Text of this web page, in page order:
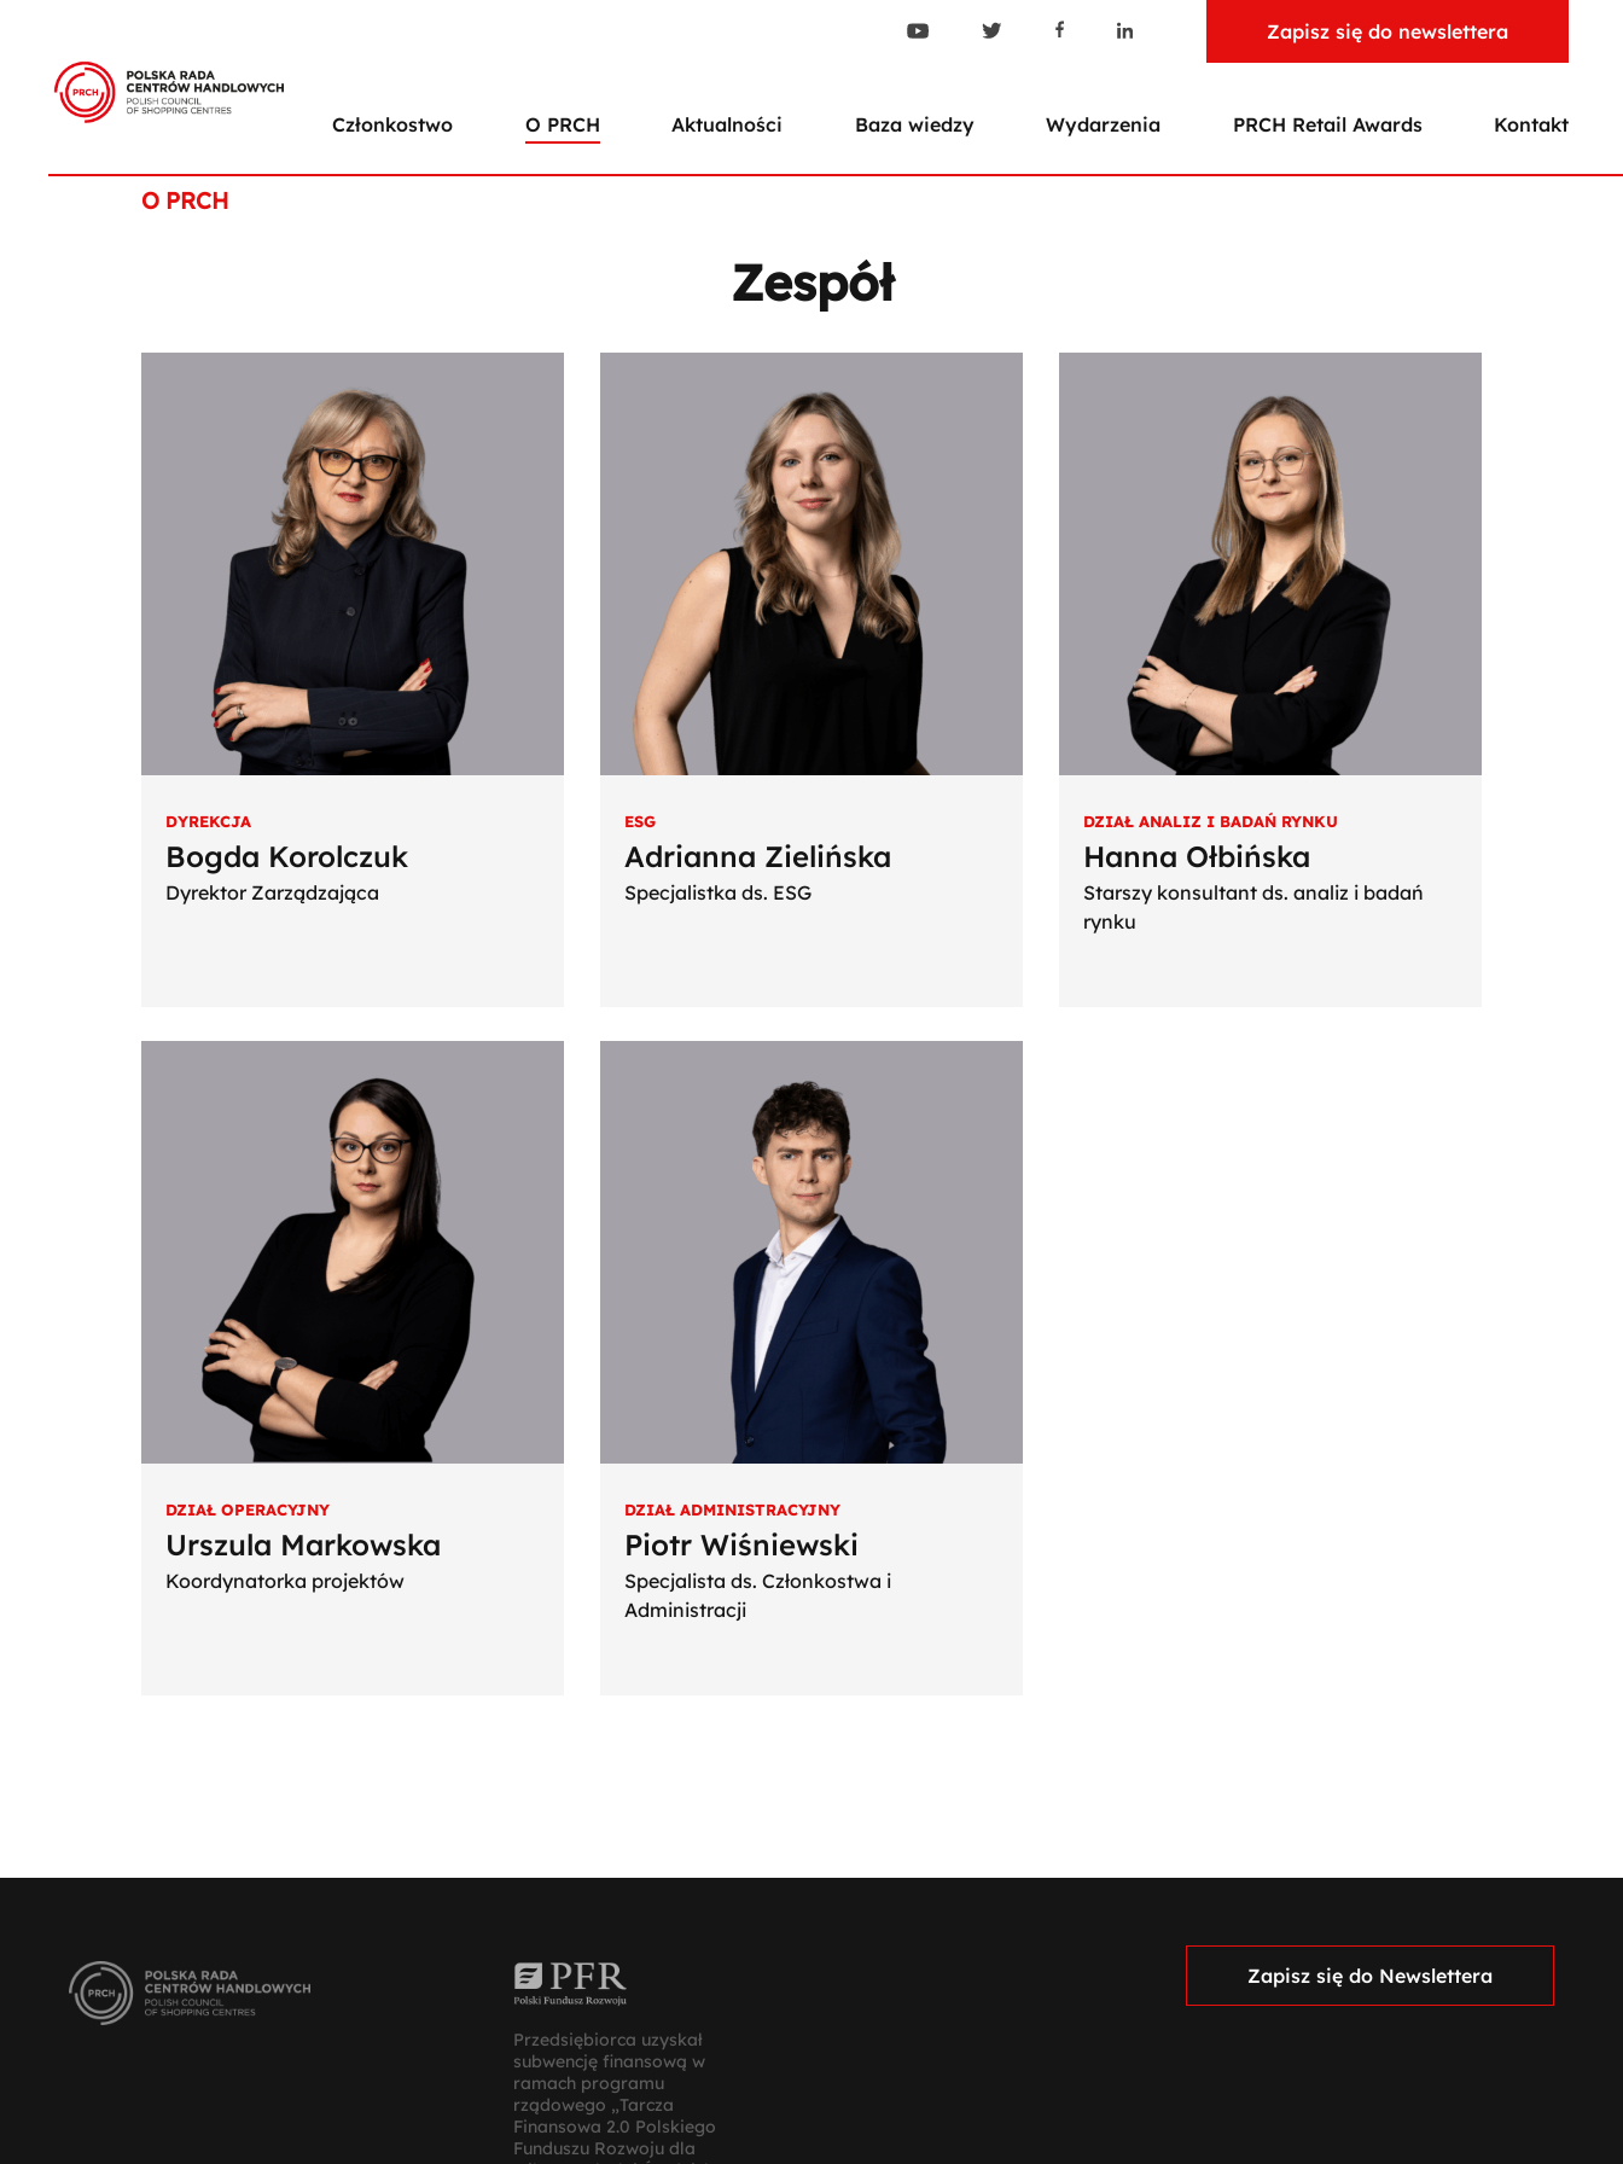
Zapisz się do newslettera
Członkostwo O PRCH Aktualności Baza wiedzy Wydarzenia PRCH Retail Awards Kontakt
O PRCH
Zespół
DYREKCJA
Bogda Korolczuk
Dyrektor Zarządzająca
ESG
Adrianna Zielińska
Specjalistka ds. ESG
DZIAŁ ANALIZ I BADAŃ RYNKU
Hanna Ołbińska
Starszy konsultant ds. analiz i badań
rynku
DZIAŁ OPERACYJNY
Urszula Markowska
Koordynatorka projektów
DZIAŁ ADMINISTRACYJNY
Piotr Wiśniewski
Specjalista ds. Członkostwa i
Administracji
Przedsiębiorca uzyskał
subwencję finansową w
ramach programu
rządowego „Tarcza
Finansowa 2.0 Polskiego
Funduszu Rozwoju dla
Zapisz się do Newslettera